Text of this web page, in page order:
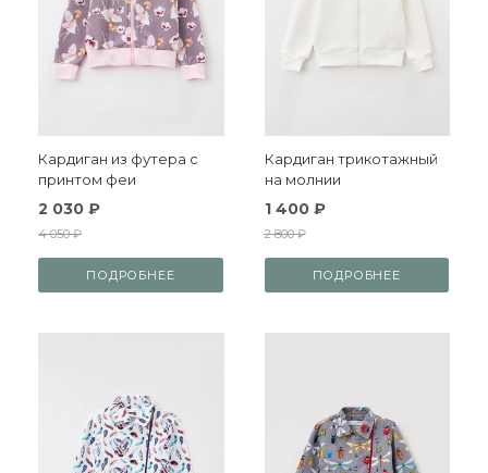
Кардиган из футера с
принтом феи
2 030 ₽
4 050 ₽
ПОДРОБНЕЕ
Кардиган трикотажный
на молнии
1 400 ₽
2 800 ₽
ПОДРОБНЕЕ